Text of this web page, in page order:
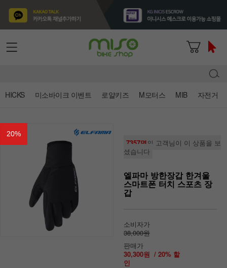
HICKS 미소바이크 이벤트 로얄키즈 M모터스 MIB 자전거
20%
7357명의 고객님이 이 상품을 보
셨습니다
엘파마 방한장갑 한겨울
스마트폰 터치 스포츠 장
갑
소비자가
38,000원
판매가
30,300원 / 20% 할
인